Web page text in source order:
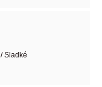
Sladké